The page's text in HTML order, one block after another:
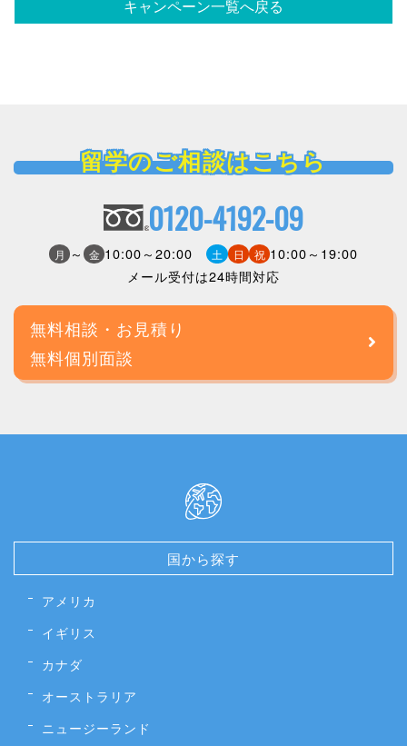
キャンペーン一覧へ戻る
留学のご相談はこちら
0120-4192-09
月 ～ 金 10:00～20:00 土 日 祝 10:00～19:00
メール受付は24時間対応
無料相談・お見積り
無料個別面談
国から探す
アメリカ
イギリス
カナダ
オーストラリア
ニュージーランド